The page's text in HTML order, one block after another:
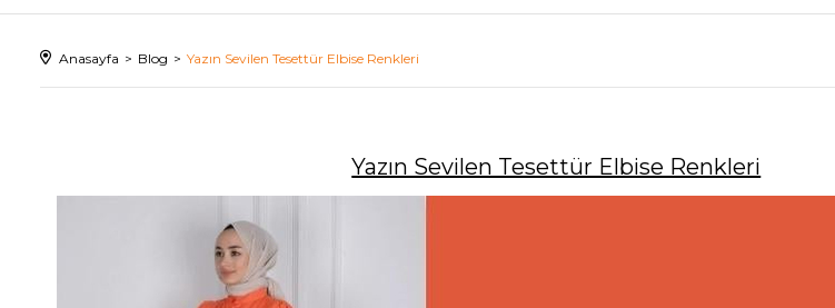
Anasayfa Blog Yazın Sevilen Tesettür Elbise Renkleri
Yazın Sevilen Tesettür Elbise Renkleri